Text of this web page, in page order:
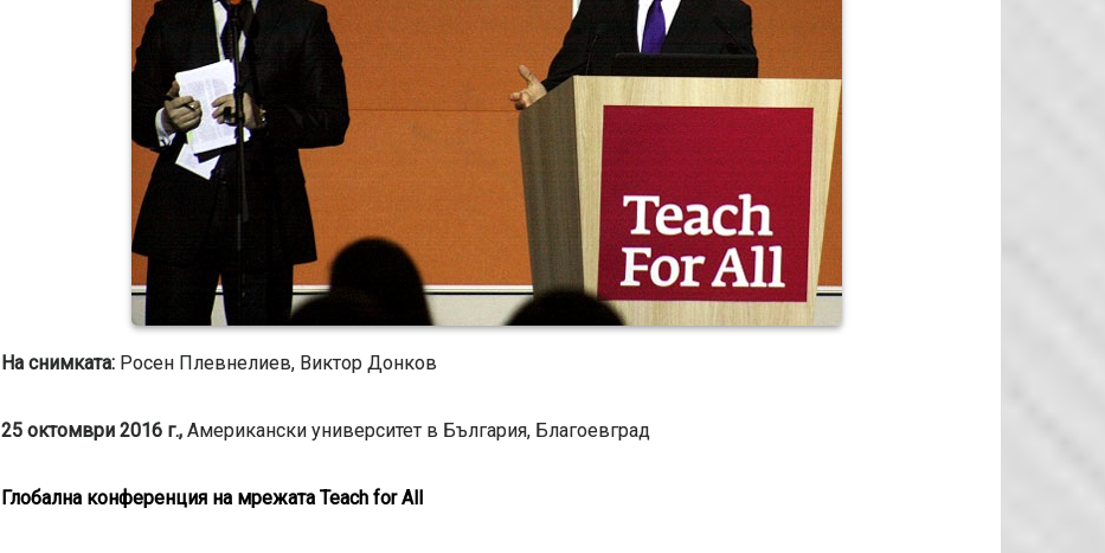
На снимката: Росен Плевнелиев, Виктор Донков
25 октомври 2016 г., Американски университет в България, Благоевград
Глобална конференция на мрежата Teach for All